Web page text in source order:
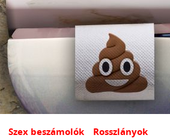
Szex beszámolók Rosszlányok